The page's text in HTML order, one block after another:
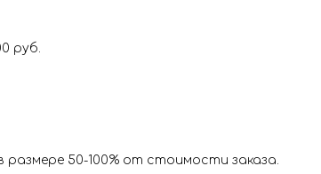
руб.
50-100% от стоимости заказа.